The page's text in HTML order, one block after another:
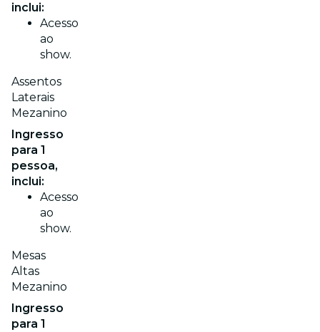
inclui:
Acesso
ao
show.
Assentos
Laterais
Mezanino
Ingresso
para 1
pessoa,
inclui:
Acesso
ao
show.
Mesas
Altas
Mezanino
Ingresso
para 1